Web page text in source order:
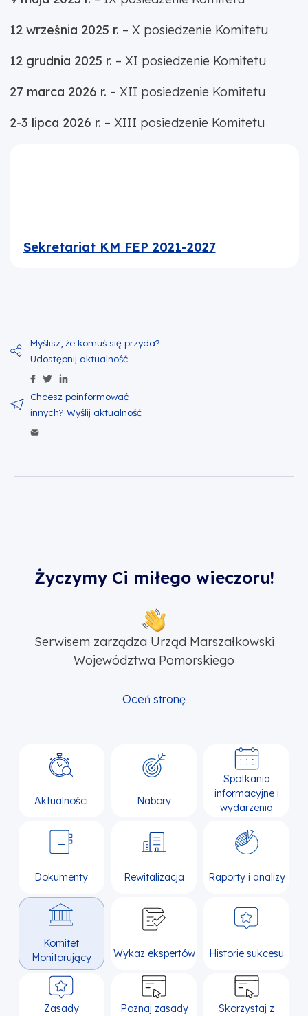
12 września 2025 r. – X posiedzenie Komitetu
12 grudnia 2025 r. – XI posiedzenie Komitetu
27 marca 2026 r. – XII posiedzenie Komitetu
2-3 lipca 2026 r. – XIII posiedzenie Komitetu
Sekretariat KM FEP 2021-2027
Udostępnij zawartość na Facebook
Udostępnij zawartość na Twitter
Życzymy Ci miłego wieczoru!
Serwisem zarządza Urząd Marszałkowski
Województwa Pomorskiego
Oceń stronę
Aktualności Nabory
Spotkania
informacyjne i
wydarzenia
Dokumenty Rewitalizacja Raporty i analizy
Komitet
Monitorujący
Wykaz ekspertów Historie sukcesu
Zasady
Poznaj zasady
Skorzystaj z